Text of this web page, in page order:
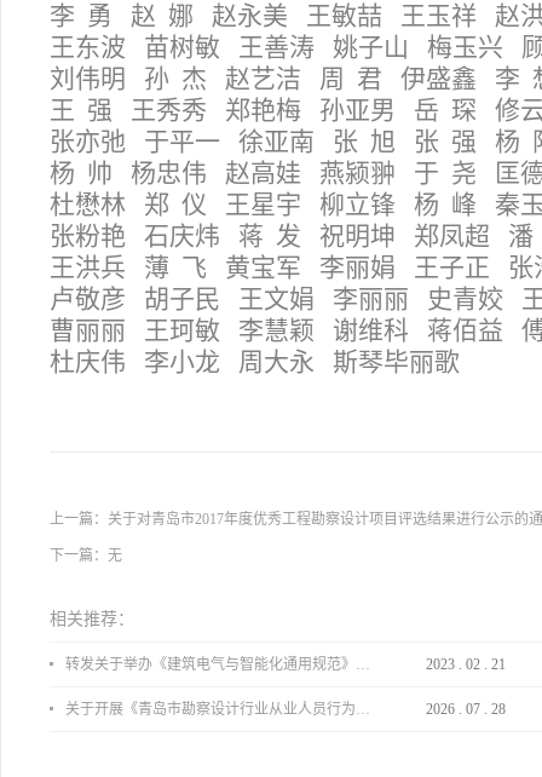
李 勇 赵 娜 赵永美 王敏喆 王玉祥 赵
王东波 苗树敏 王善涛 姚子山 梅玉兴
刘伟明 孙 杰 赵艺洁 周 君 伊盛鑫 李
王 强 王秀秀 郑艳梅 孙亚男 岳 琛 修
张亦弛 于平一 徐亚南 张 旭 张 强 杨
杨 帅 杨忠伟 赵高娃 燕颍翀 于 尧 匡
杜懋林 郑 仪 王星宇 柳立锋 杨 峰 秦
张粉艳 石庆炜 蒋 发 祝明坤 郑凤超 潘
王洪兵 薄 飞 黄宝军 李丽娟 王子正 张
卢敬彦 胡子民 王文娟 李丽丽 史青姣
曹丽丽 王珂敏 李慧颖 谢维科 蒋佰益
杜庆伟 李小龙 周大永 斯琴毕丽歌
上一篇： 关于对青岛市2017年度优秀工程勘察设计项目评选结果进行公示的
下一篇：无
相关推荐：
转发关于举办《建筑电气与智能化通用规范》 GB55024-2022公益宣贯的通知 2023 . 02 . 21
关于开展《青岛市勘察设计行业从业人员行为导则》、《青岛市住宅工程设计审查品质提升指引（2026版）》宣贯活动的通知 2026 . 07 . 28